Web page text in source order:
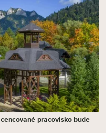
pracovisko bude